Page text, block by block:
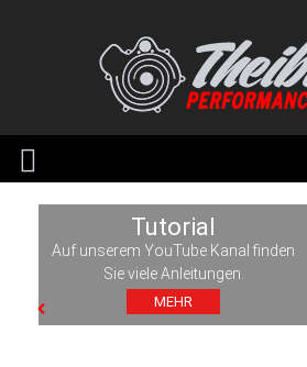
Tutorial
Auf unserem YouTube Kanal finden
Sie viele Anleitungen.
MEHR